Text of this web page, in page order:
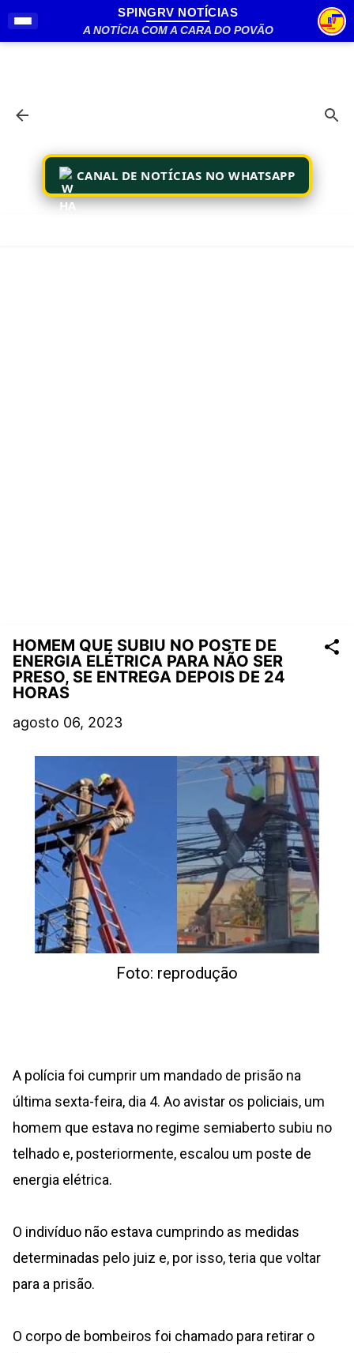
Pular para o conteúdo principal
SPINGRV NOTÍCIAS
A NOTÍCIA COM A CARA DO POVÃO
CANAL DE NOTÍCIAS NO WHATSAPP
HOMEM QUE SUBIU NO POSTE DE
ENERGIA ELÉTRICA PARA NÃO SER
PRESO, SE ENTREGA DEPOIS DE 24
HORAS
agosto 06, 2023
Foto: reprodução
A polícia foi cumprir um mandado de prisão na
última sexta-feira, dia 4. Ao avistar os policiais, um
homem que estava no regime semiaberto subiu no
telhado e, posteriormente, escalou um poste de
energia elétrica.
O indivíduo não estava cumprindo as medidas
determinadas pelo juiz e, por isso, teria que voltar
para a prisão.
O corpo de bombeiros foi chamado para retirar o